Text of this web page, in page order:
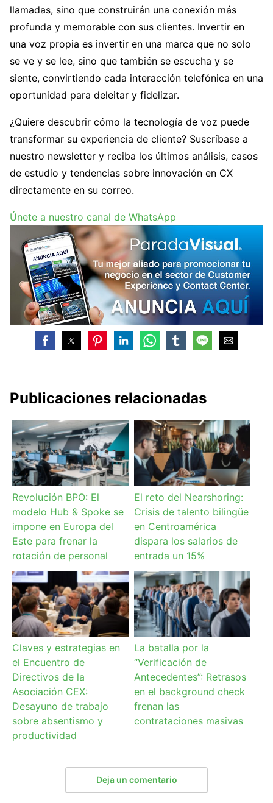
llamadas, sino que construirán una conexión más
profunda y memorable con sus clientes. Invertir en
una voz propia es invertir en una marca que no solo
se ve y se lee, sino que también se escucha y se
siente, convirtiendo cada interacción telefónica en una
oportunidad para deleitar y fidelizar.
¿Quiere descubrir cómo la tecnología de voz puede
transformar su experiencia de cliente? Suscríbase a
nuestro newsletter y reciba los últimos análisis, casos
de estudio y tendencias sobre innovación en CX
directamente en su correo.
Únete a nuestro canal de WhatsApp
Publicaciones relacionadas
Revolución BPO: El
modelo Hub & Spoke se
impone en Europa del
Este para frenar la
rotación de personal
El reto del Nearshoring:
Crisis de talento bilingüe
en Centroamérica
dispara los salarios de
entrada un 15%
Claves y estrategias en
el Encuentro de
Directivos de la
Asociación CEX:
Desayuno de trabajo
sobre absentismo y
productividad
La batalla por la
“Verificación de
Antecedentes”: Retrasos
en el background check
frenan las
contrataciones masivas
Deja un comentario